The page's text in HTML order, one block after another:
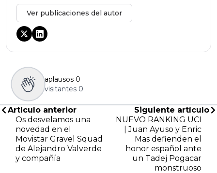
Ver publicaciones del autor
aplausos 0
visitantes 0
Artículo anterior
Os desvelamos una
novedad en el
Movistar Gravel Squad
de Alejandro Valverde
y compañía
Siguiente artículo
NUEVO RANKING UCI
| Juan Ayuso y Enric
Mas defienden el
honor español ante
un Tadej Pogacar
monstruoso